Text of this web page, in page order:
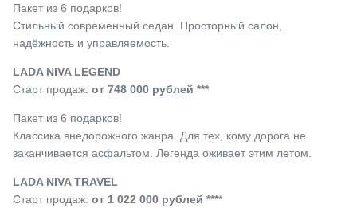
Пакет из 6 подарков!
Стильный современный седан. Просторный салон,
надёжность и управляемость.
LADA NIVA LEGEND
Старт продаж: от 748 000 рублей ***
Пакет из 6 подарков!
Классика внедорожного жанра. Для тех, кому дорога не
заканчивается асфальтом. Легенда оживает этим летом.
LADA NIVA TRAVEL
Старт продаж: от 1 022 000 рублей ****